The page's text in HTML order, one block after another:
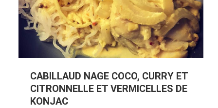
CABILLAUD NAGE COCO, CURRY ET
CITRONNELLE ET VERMICELLES DE
KONJAC